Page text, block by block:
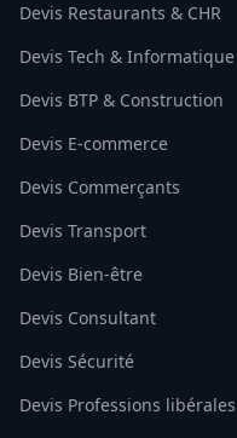
Devis Restaurants & CHR
Devis Tech & Informatique
Devis BTP & Construction
Devis E-commerce
Devis Commerçants
Devis Transport
Devis Bien-être
Devis Consultant
Devis Sécurité
Devis Professions libérales